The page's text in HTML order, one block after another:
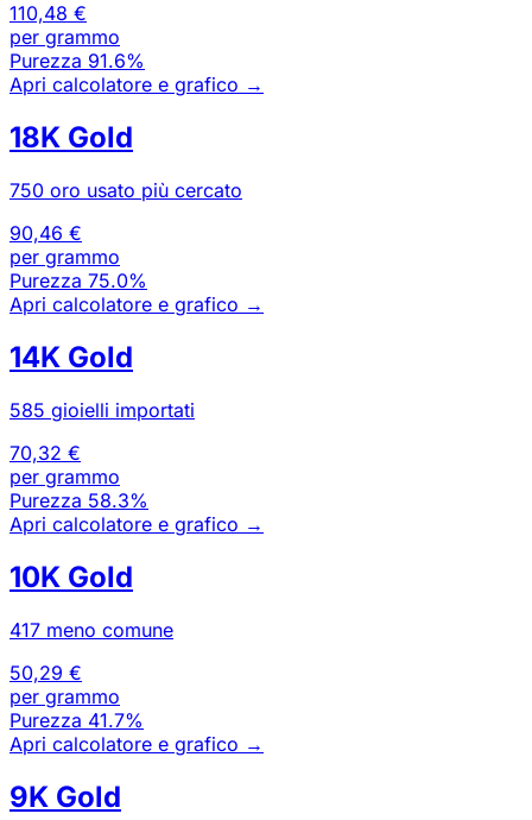
110,48 €
per grammo
Purezza 91.6%
Apri calcolatore e grafico →
18K Gold
750 oro usato più cercato
90,46 €
per grammo
Purezza 75.0%
Apri calcolatore e grafico →
14K Gold
585 gioielli importati
70,32 €
per grammo
Purezza 58.3%
Apri calcolatore e grafico →
10K Gold
417 meno comune
50,29 €
per grammo
Purezza 41.7%
Apri calcolatore e grafico →
9K Gold